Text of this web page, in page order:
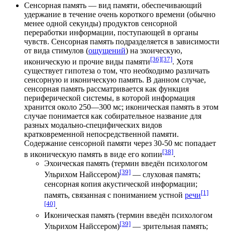
Сенсорная память — вид памяти, обеспечивающий
удержание в течение очень короткого времени (обычно
менее одной секунды) продуктов сенсорной
переработки информации, поступающей в органы
чувств. Сенсорная память подразделяется в зависимости
от вида стимулов (ощущений) на эхоическую,
иконическую и прочие виды памяти[36][37]. Хотя
существует гипотеза о том, что необходимо различать
сенсорную и иконическую память. В данном случае,
сенсорная память рассматривается как функция
периферической системы, в которой информация
хранится около 250—300 мс; иконическая память в этом
случае понимается как собирательное название для
разных модально-специфических видов
кратковременной непосредственной памяти.
Содержание сенсорной памяти через 30-50 мс попадает
в иконическую память в виде его копии[38].
Эхоическая память (термин введён психологом
Ульрихом Найссером)[39] — слуховая память;
сенсорная копия акустической информации;
память, связанная с пониманием устной речи[1]
[40].
Иконическая память (термин введён психологом
Ульрихом Найссером)[39] — зрительная память;